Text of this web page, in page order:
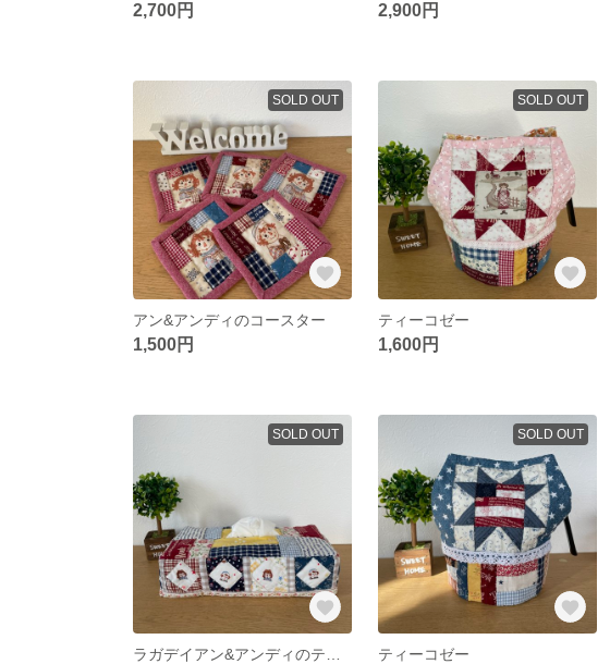
2,700円 2,900円
SOLD OUT
アン&アンディのコースター
1,500円
SOLD OUT
ティーコゼー
1,600円
SOLD OUT SOLD OUT
ティーコゼー